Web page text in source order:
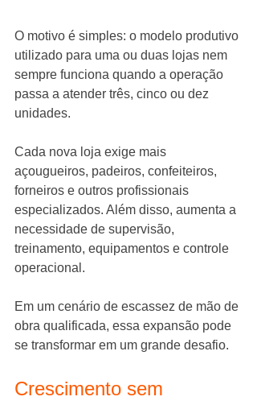
O motivo é simples: o modelo produtivo
utilizado para uma ou duas lojas nem
sempre funciona quando a operação
passa a atender três, cinco ou dez
unidades.
Cada nova loja exige mais
açougueiros, padeiros, confeiteiros,
forneiros e outros profissionais
especializados. Além disso, aumenta a
necessidade de supervisão,
treinamento, equipamentos e controle
operacional.
Em um cenário de escassez de mão de
obra qualificada, essa expansão pode
se transformar em um grande desafio.
Crescimento sem